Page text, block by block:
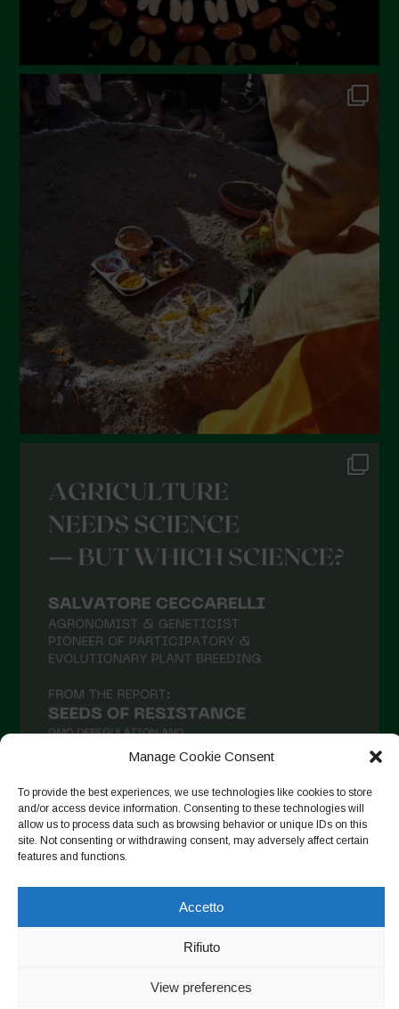
Manage Cookie Consent
To provide the best experiences, we use technologies like cookies to store
and/or access device information. Consenting to these technologies will
allow us to process data such as browsing behavior or unique IDs on this
site. Not consenting or withdrawing consent, may adversely affect certain
features and functions.
Accetto
Rifiuto
View preferences
Dicembre 2022
Novembre 2022
Ottobre 2022
Settembre 2022
Aprile 2022
Febbraio 2022
Gennaio 2022
Dicembre 2021
Novembre 2021
Settembre 2021
Agosto 2021
Luglio 2021
Aprile 2021
Febbraio 2021
Novembre 2020
Ottobre 2020
Agosto 2020
Giugno 2020
Segui su Instagram